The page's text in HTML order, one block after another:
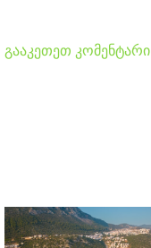
გააკეთეთ კომენტარი